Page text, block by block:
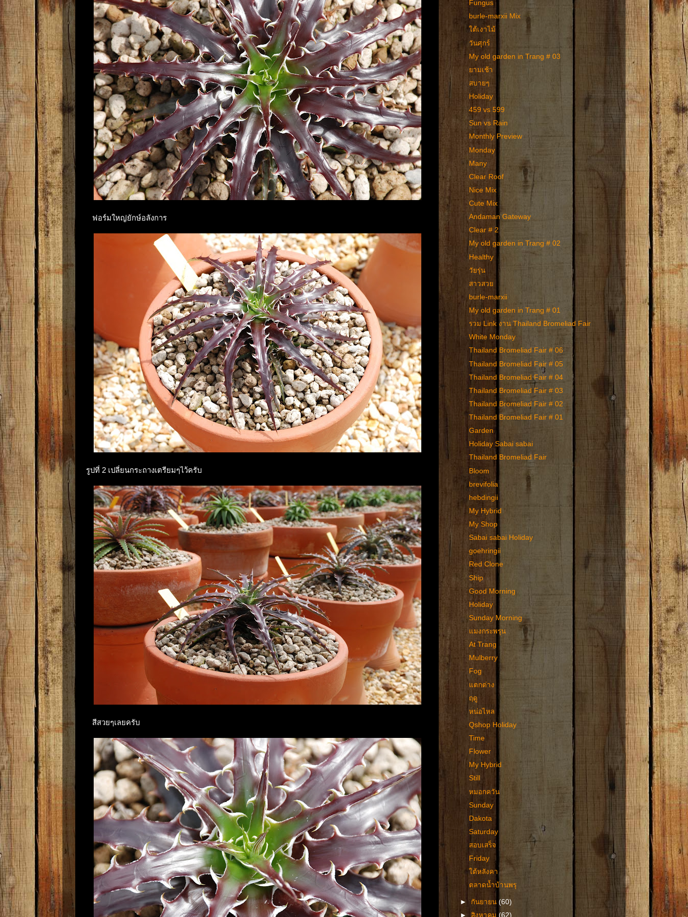
ฟอร์มใหญ่ยักษ์อลังการ
รูปที่ 2 เปลี่ยนกระถางเตรียมๆไว้ครับ
สีสวยๆเลยครับ
Fungus
burle-marxii Mix
ใต้เงาไม้
วันศุกร์
My old garden in Trang # 03
ยามเช้า
สบายๆ
Holiday
459 vs 599
Sun vs Rain
Monthly Preview
Monday
Many
Clear Roof
Nice Mix
Cute Mix
Andaman Gateway
Clear # 2
My old garden in Trang # 02
Healthy
วัยรุ่น
สาวสวย
burle-marxii
My old garden in Trang # 01
รวม Link งาน Thailand Bromeliad Fair
White Monday
Thailand Bromeliad Fair # 06
Thailand Bromeliad Fair # 05
Thailand Bromeliad Fair # 04
Thailand Bromeliad Fair # 03
Thailand Bromeliad Fair # 02
Thailand Bromeliad Fair # 01
Garden
Holiday Sabai sabai
Thailand Bromeliad Fair
Bloom
brevifolia
hebdingii
My Hybrid
My Shop
Sabai sabai Holiday
goehringii
Red Clone
Ship
Good Morning
Holiday
Sunday Morning
แมงกระพรุน
At Trang
Mulberry
Fog
แตกต่าง
ฤดู
หน่อไหล
Qshop Holiday
Time
Flower
My Hybrid
Still
หมอกควัน
Sunday
Dakota
Saturday
สอบเสร็จ
Friday
ใต้หลังคา
ตลาดน้ำบ้านพรุ
► กันยายน(60)
►สิงหาคม (62)